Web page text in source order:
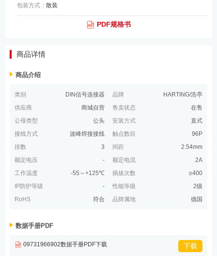
包装方式： 散装
PDF规格书
商品详情
商品介绍
类别 DIN信号连接器 品牌
HARTING/浩亭
供应商
商城自营 售卖状态
在售
公母类型
公头 安装方式
直式
接线方式
波峰焊接接线 触点数目
96P
排数
3 间距
2.54mm
额定电压
- 额定电流
2A
工作温度
-55～+125℃ 插拔次数
≥400
IP防护等级
- 性能等级
2级
RoHS
符合 品牌属地 德国
数据手册PDF
09731966902数据手册PDF下载 下载